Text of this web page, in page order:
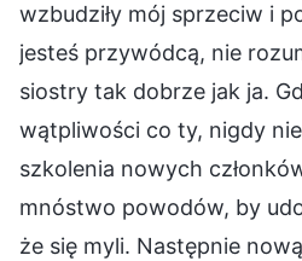
wzbudziły mój sprzeciw i
jesteś przywódcą, nie
siostry tak dobrze jak ja.
wątpliwości co ty, nigdy
szkolenia nowych
mnóstwo powodów, by
że się myli. Następnie